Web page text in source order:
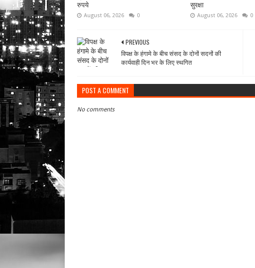
रुपये
August 06, 2026 0
सुरक्षा
August 06, 2026 0
PREVIOUS
विपक्ष के हंगामे के बीच संसद के दोनों सदनों की
कार्यवाही दिन भर के लिए स्‍थगित
POST A COMMENT
No comments